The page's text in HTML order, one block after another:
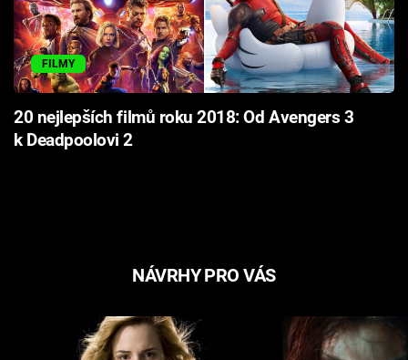
Přihlášení
Sledujte nás
FILMY
20 nejlepších filmů roku 2018: Od Avengers 3
k Deadpoolovi 2
NÁVRHY PRO VÁS